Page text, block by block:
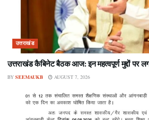
उत्तराखंड
उत्तराखंड कैबिनेट बैठक आज: इन महत्वपूर्ण मुद्दों पर
BY SEEMAUKB AUGUST 7, 2026